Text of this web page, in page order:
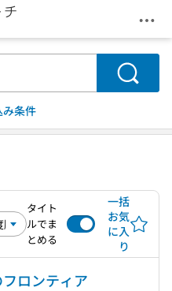
メ
検索
条件
タイト
ルでま
とめる
一括
お気
に入
り
ロンティア